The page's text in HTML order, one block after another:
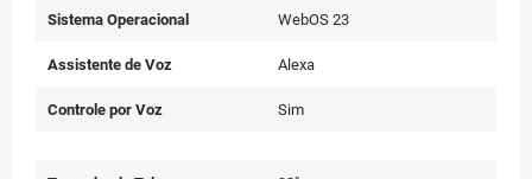
Sistema Operacional WebOS 23
Assistente de Voz Alexa
Controle por Voz Sim